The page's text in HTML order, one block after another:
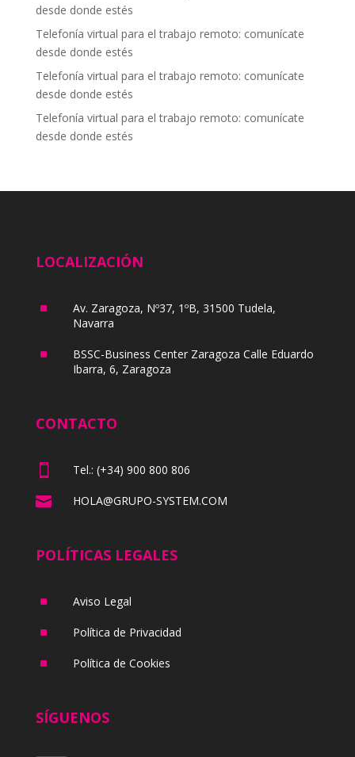
desde donde estés
Telefonía virtual para el trabajo remoto: comunícate
desde donde estés
Telefonía virtual para el trabajo remoto: comunícate
desde donde estés
Telefonía virtual para el trabajo remoto: comunícate
desde donde estés
LOCALIZACIÓN
^
Av. Zaragoza, Nº37, 1ºB, 31500 Tudela,
Navarra
^
BSSC-Business Center Zaragoza Calle Eduardo
Ibarra, 6, Zaragoza
CONTACTO
 Tel.: (+34) 900 800 806
 HOLA@GRUPO-SYSTEM.COM
POLÍTICAS LEGALES
^ Aviso Legal
^ Política de Privacidad
^ Política de Cookies
SÍGUENOS